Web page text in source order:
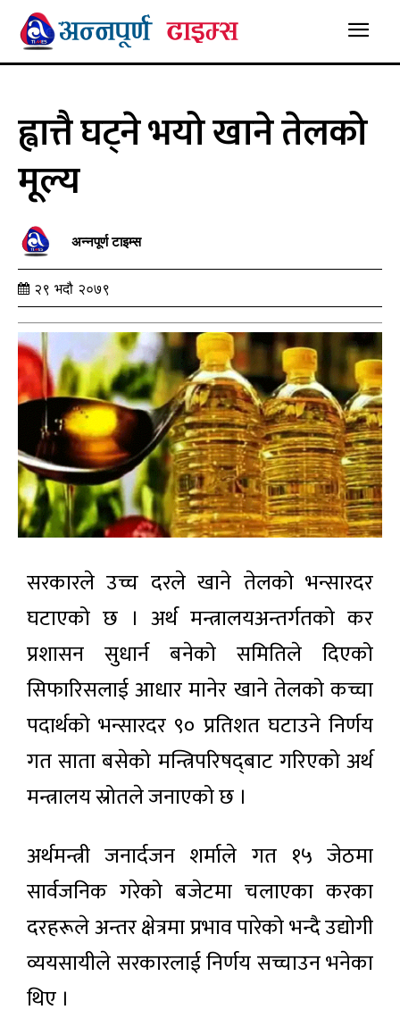
ह्वात्तै घट्ने भयो खाने तेलको
मूल्य
अन्नपूर्ण टाइम्स
२९ भदौ २०७९
सरकारले उच्च दरले खाने तेलको भन्सारदर
घटाएको छ । अर्थ मन्त्रालयअन्तर्गतको कर
प्रशासन सुधार्न बनेको समितिले दिएको
सिफारिसलाई आधार मानेर खाने तेलको कच्चा
पदार्थको भन्सारदर ९० प्रतिशत घटाउने निर्णय
गत साता बसेको मन्त्रिपरिषद्‌बाट गरिएको अर्थ
मन्त्रालय स्रोतले जनाएको छ ।
अर्थमन्त्री जनार्दजन शर्माले गत १५ जेठमा
सार्वजनिक गरेको बजेटमा चलाएका करका
दरहरूले अन्तर क्षेत्रमा प्रभाव पारेको भन्दै उद्योगी
व्ययसायीले सरकारलाई निर्णय सच्चाउन भनेका
थिए ।